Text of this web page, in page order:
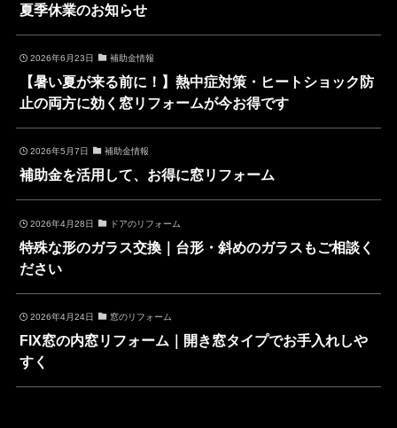
夏季休業のお知らせ
2026年6月23日 補助金情報
【暑い夏が来る前に！】熱中症対策・ヒートショック防
止の両方に効く窓リフォームが今お得です
2026年5月7日 補助金情報
補助金を活用して、お得に窓リフォーム
2026年4月28日 ドアのリフォーム
特殊な形のガラス交換｜台形・斜めのガラスもご相談く
ださい
2026年4月24日 窓のリフォーム
FIX窓の内窓リフォーム｜開き窓タイプでお手入れしや
すく